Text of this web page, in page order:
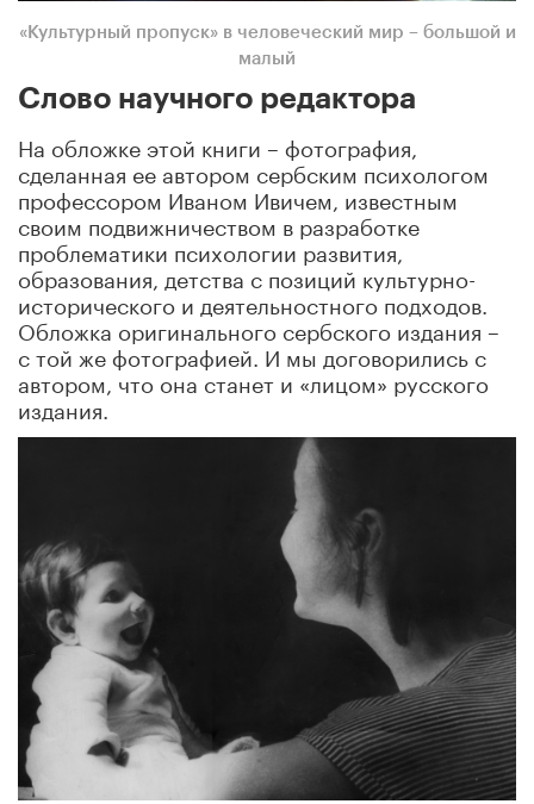
«Культурный пропуск» в человеческий мир – большой и
малый
Слово научного редактора
На обложке этой книги – фотография,
сделанная ее автором сербским психологом
профессором Иваном Ивичем, известным
своим подвижничеством в разработке
проблематики психологии развития,
образования, детства с позиций культурно-
исторического и деятельностного подходов.
Обложка оригинального сербского издания –
с той же фотографией. И мы договорились с
автором, что она станет и «лицом» русского
издания.